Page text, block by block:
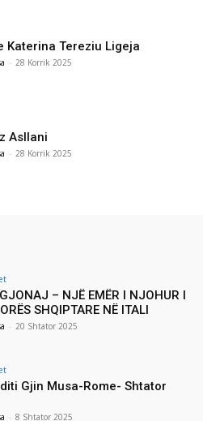
Katerina Tereziu Ligeja
- 28 Korrik 2025
Asllani
- 28 Korrik 2025
– NJË EMËR I NJOHUR I
SHQIPTARE NË ITALI
- 20 Shtator 2025
Gjin Musa-Rome- Shtator
- 8 Shtator 2025